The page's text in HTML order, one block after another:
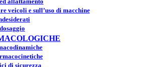
veicoli e sull’uso di macchine
di sicurezza